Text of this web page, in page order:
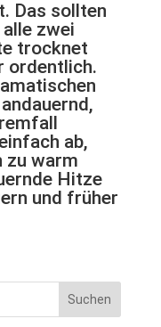
Das sollten
zwei
trocknet
ordentlich.
ab,
zu warm
Hitze
und früher